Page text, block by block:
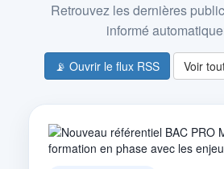
Retrouvez les dernières
informé
📡 Ouvrir le flux RSS Voir